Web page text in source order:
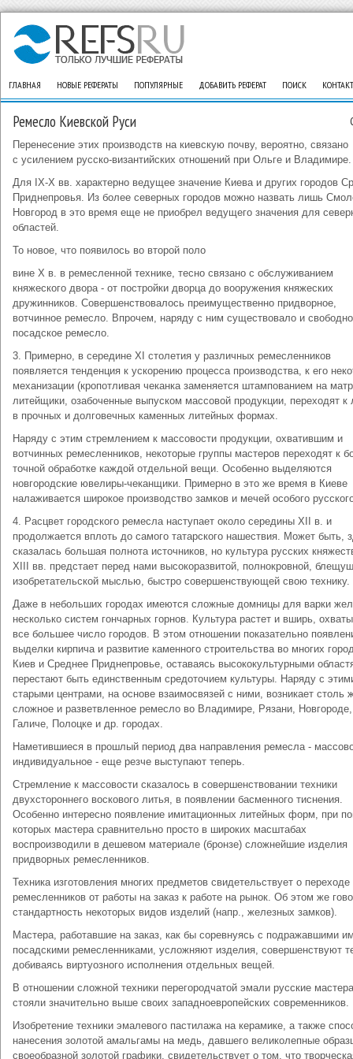
ГЛАВНАЯ НОВЫЕ РЕФЕРАТЫ ПОПУЛЯРНЫЕ ДОБАВИТЬ РЕФЕРАТ ПОИСК
Ремесло Киевской Руси
Перенесение этих производств на киевскую почву, вероятно, связано
с усилением русско-византийских отношений при Ольге и Владимире.
Для IX-X вв. характерно ведущее значение Киева и других городов
Приднепровья. Из более северных городов можно назвать лишь
Новгород в это время еще не приобрел ведущего значения для
областей.
То новое, что появилось во второй поло
вине X в. в ремесленной технике, тесно связано с обслуживанием
княжеского двора - от постройки дворца до вооружения княжеских
дружинников. Совершенствовалось преимущественно придворное,
вотчинное ремесло. Впрочем, наряду с ним существовало и
посадское ремесло.
3. Примерно, в середине XI столетия у различных ремесленников
появляется тенденция к ускорению процесса производства, к его
механизации (кропотливая чеканка заменяется штампованием на
литейщики, озабоченные выпуском массовой продукции, переходят к
в прочных и долговечных каменных литейных формах.
Наряду с этим стремлением к массовости продукции, охватившим и
вотчинных ремесленников, некоторые группы мастеров переходят к
точной обработке каждой отдельной вещи. Особенно выделяются
новгородские ювелиры-чеканщики. Примерно в это же время в Киеве
налаживается широкое производство замков и мечей особого
4. Расцвет городского ремесла наступает около середины XII в. и
продолжается вплоть до самого татарского нашествия. Может быть,
сказалась большая полнота источников, но культура русских
XIII вв. предстает перед нами высокоразвитой, полнокровной,
изобретательской мыслью, быстро совершенствующей свою технику.
Даже в небольших городах имеются сложные домницы для варки
несколько систем гончарных горнов. Культура растет и вширь,
все большее число городов. В этом отношении показательно
выделки кирпича и развитие каменного строительства во многих
Киев и Среднее Приднепровье, оставаясь высококультурными
перестают быть единственным средоточием культуры. Наряду с
старыми центрами, на основе взаимосвязей с ними, возникает столь
сложное и разветвленное ремесло во Владимире, Рязани, Новгороде,
Галиче, Полоцке и др. городах.
Наметившиеся в прошлый период два направления ремесла -
индивидуальное - еще резче выступают теперь.
Стремление к массовости сказалось в совершенствовании техники
двухстороннего воскового литья, в появлении басменного тиснения.
Особенно интересно появление имитационных литейных форм, при
которых мастера сравнительно просто в широких масштабах
воспроизводили в дешевом материале (бронзе) сложнейшие изделия
придворных ремесленников.
Техника изготовления многих предметов свидетельствует о переходе
ремесленников от работы на заказ к работе на рынок. Об этом же
стандартность некоторых видов изделий (напр., железных замков).
Мастера, работавшие на заказ, как бы соревнуясь с подражавшими
посадскими ремесленниками, усложняют изделия, совершенствуют
добиваясь виртуозного исполнения отдельных вещей.
В отношении сложной техники перегородчатой эмали русские мастера
стояли значительно выше своих западноевропейских современников.
Изобретение техники эмалевого пастилажа на керамике, а также
нанесения золотой амальгамы на медь, давшего великолепные
своеобразной золотой графики, свидетельствует о том, что